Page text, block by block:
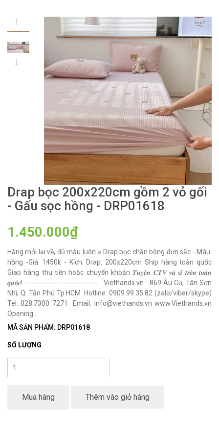
Drap bọc 200x220cm gồm 2 vỏ gối
- Gấu sọc hồng - DRP01618
1.450.000₫
Hàng mới lại về, đủ màu luôn ạ Drap bọc chần bông đơn sắc - Màu:
hồng -Giá: 1450k - Kích: Drap: 200x220cm Ship hàng toàn quốc
Giao hàng thu tiền hoặc chuyển khoản 𝑻𝒖𝒚𝒆̂̉𝒏 𝑪𝑻𝑽 𝒗𝒂̀ 𝒔𝒊̉ 𝒕𝒓𝒆̂𝒏 𝒕𝒐𝒂̀𝒏
𝒒𝒖𝒐̂́𝒄! ------------------------------ Viethands.vn : 869 Âu Cơ, Tân Sơn
Nhì, Q. Tân Phú Tp.HCM Hotline: 0909.99.35.82 (zalo/viber/skype)
Tel: 028.7300 7271 Email: info@viethands.vn www.Viethands.vn
Opening...
MÃ SẢN PHẨM: DRP01618
SỐ LƯỢNG
Mua hàng Thêm vào giỏ hàng